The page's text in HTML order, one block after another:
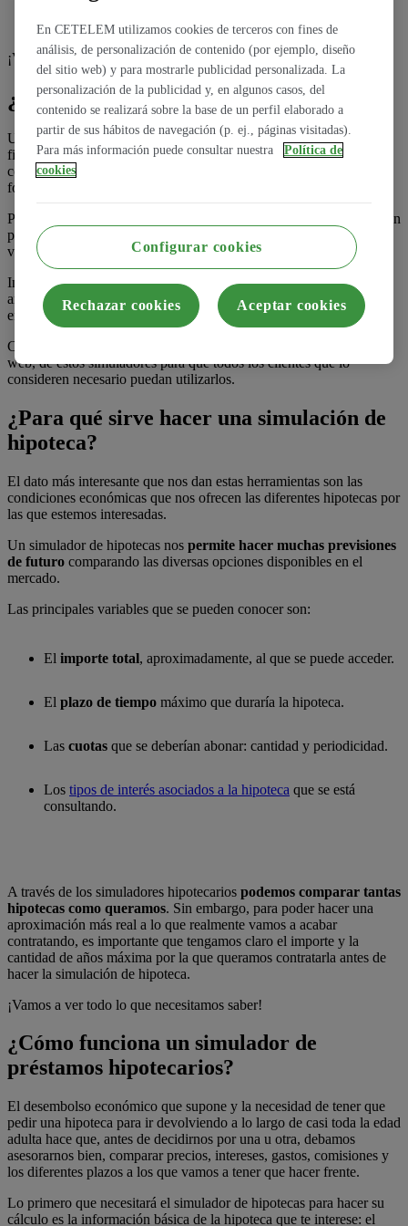
¡Vamos a verlos!
¿Qué es un simulador de hipotecas?
Un simulador de préstamos hipotecarios es un instrumento
financiero, accesible a todo el mundo, a través de internet. Es
completamente gratuito y, con él, se puede calcular la hipoteca de
forma aproximada antes de contratarla.
Por ejemplo, se pueden calcular cuáles son las cuotas que se deberán
pagar, durante cuántos años, qué tipo de intereses y qué cantidades
vamos a pagar.
Incluso se puede hacer una simulación de hipoteca con cuadro de
amortización, parcial o total, de las diferentes hipotecas disponibles
en el mercado, que nos puedan interesar.
Casi todas las entidades financieras ya disponen, en sus páginas
web, de estos simuladores para que todos los clientes que lo
consideren necesario puedan utilizarlos.
¿Para qué sirve hacer una simulación de
hipoteca?
El dato más interesante que nos dan estas herramientas son las
condiciones económicas que nos ofrecen las diferentes hipotecas por
las que estemos interesadas.
Un simulador de hipotecas nos permite hacer muchas previsiones
de futuro comparando las diversas opciones disponibles en el
mercado.
Las principales variables que se pueden conocer son:
El importe total, aproximadamente, al que se puede acceder.
El plazo de tiempo máximo que duraría la hipoteca.
Las cuotas que se deberían abonar: cantidad y periodicidad.
Los tipos de interés asociados a la hipoteca que se está
consultando.
A través de los simuladores hipotecarios podemos comparar tantas
hipotecas como queramos. Sin embargo, para poder hacer una
aproximación más real a lo que realmente vamos a acabar
contratando, es importante que tengamos claro el importe y la
cantidad de años máxima por la que queramos contratarla antes de
hacer la simulación de hipoteca.
¡Vamos a ver todo lo que necesitamos saber!
¿Cómo funciona un simulador de
préstamos hipotecarios?
El desembolso económico que supone y la necesidad de tener que
pedir una hipoteca para ir devolviendo a lo largo de casi toda la edad
adulta hace que, antes de decidirnos por una u otra, debamos
asesorarnos bien, comparar precios, intereses, gastos, comisiones y
los diferentes plazos a los que vamos a tener que hacer frente.
Lo primero que necesitará el simulador de hipotecas para hacer su
cálculo es la información básica de la hipoteca que te interese: el
En CETELEM utilizamos cookies de terceros con fines de
análisis, de personalización de contenido (por ejemplo, diseño
del sitio web) y para mostrarle publicidad personalizada. La
personalización de la publicidad y, en algunos casos, del
contenido se realizará sobre la base de un perfil elaborado a
partir de sus hábitos de navegación (p. ej., páginas visitadas).
Para más información puede consultar nuestra
Política de
cookies
Configurar cookies
Rechazar cookies Aceptar cookies